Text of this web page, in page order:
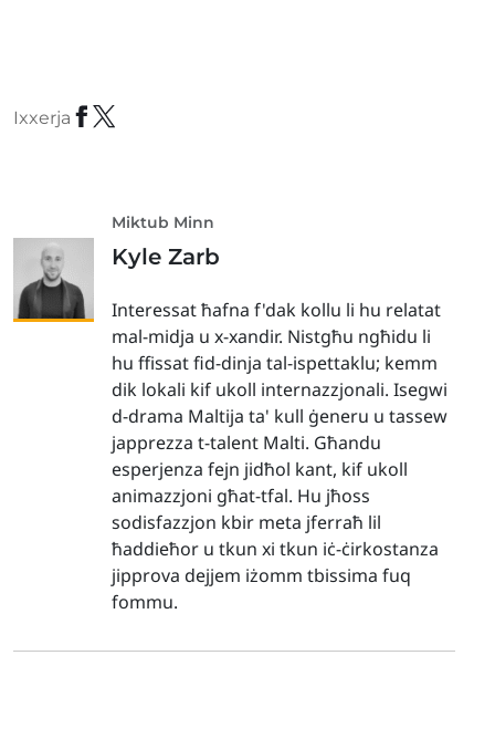
Ixxerja
Miktub Minn
Kyle Zarb
Interessat ħafna f'dak kollu li hu relatat
mal-midja u x-xandir. Nistgħu ngħidu li
hu ffissat fid-dinja tal-ispettaklu; kemm
dik lokali kif ukoll internazzjonali. Isegwi
d-drama Maltija ta' kull ġeneru u tassew
japprezza t-talent Malti. Għandu
esperjenza fejn jidħol kant, kif ukoll
animazzjoni għat-tfal. Hu jħoss
sodisfazzjon kbir meta jferraħ lil
ħaddieħor u tkun xi tkun iċ-ċirkostanza
jipprova dejjem iżomm tbissima fuq
fommu.